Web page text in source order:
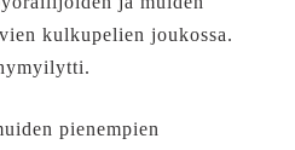
kulkupelien joukossa.
pienempien